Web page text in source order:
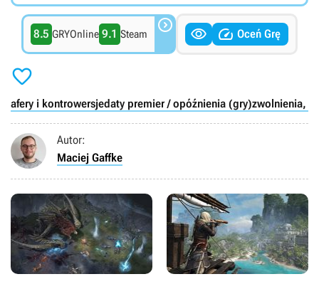
8.5 GRYOnline 9.1 Steam    Oceń Grę

afery i kontrowersjedaty premier / opóźnienia (gry)zwolnienia,
Autor:
Maciej Gaffke